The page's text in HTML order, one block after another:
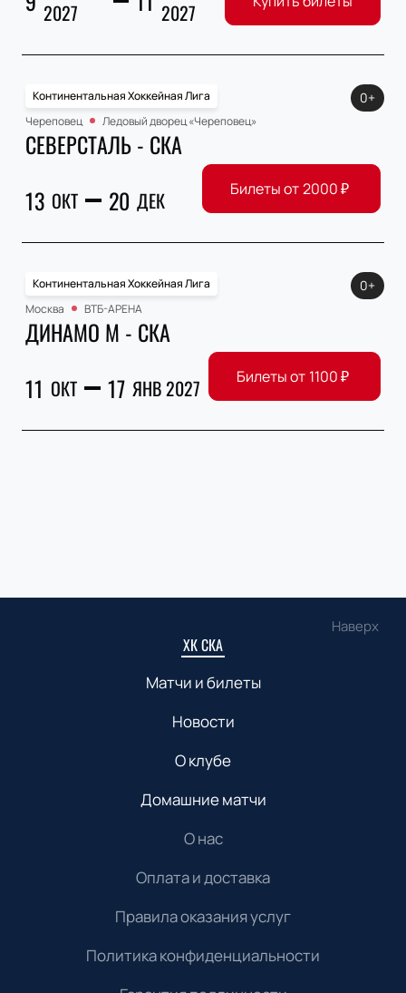
2027
2027
Континентальная Хоккейная Лига
Череповец
Ледовый дворец «Череповец»
СЕВЕРСТАЛЬ - СКА
13 ОКТ 20 ДЕК
0+
Билеты от2000₽
Континентальная Хоккейная Лига
Москва
ВТБ-АРЕНА
ДИНАМО М - СКА
11 ОКТ 17 ЯНВ 2027
0+
Билеты от 1100₽
Наверх
ХК СКА
Матчи и билеты
Новости
О клубе
Домашние матчи
О нас
Оплата и доставка
Правила оказания услуг
Политика конфиденциальности